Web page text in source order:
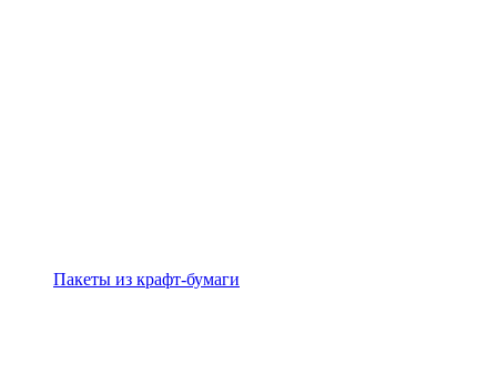
Пакеты из крафт-бумаги